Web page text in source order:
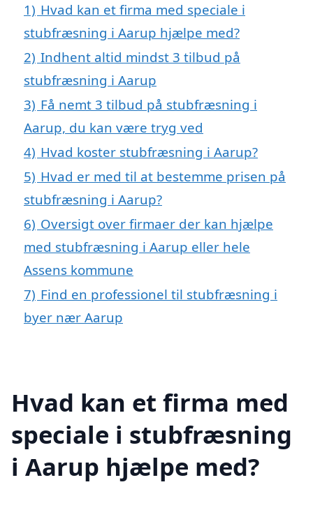
1) Hvad kan et firma med speciale i
stubfræsning i Aarup hjælpe med?
2) Indhent altid mindst 3 tilbud på
stubfræsning i Aarup
3) Få nemt 3 tilbud på stubfræsning i
Aarup, du kan være tryg ved
4) Hvad koster stubfræsning i Aarup?
5) Hvad er med til at bestemme prisen på
stubfræsning i Aarup?
6) Oversigt over firmaer der kan hjælpe
med stubfræsning i Aarup eller hele
Assens kommune
7) Find en professionel til stubfræsning i
byer nær Aarup
Hvad kan et firma med
speciale i stubfræsning
i Aarup hjælpe med?